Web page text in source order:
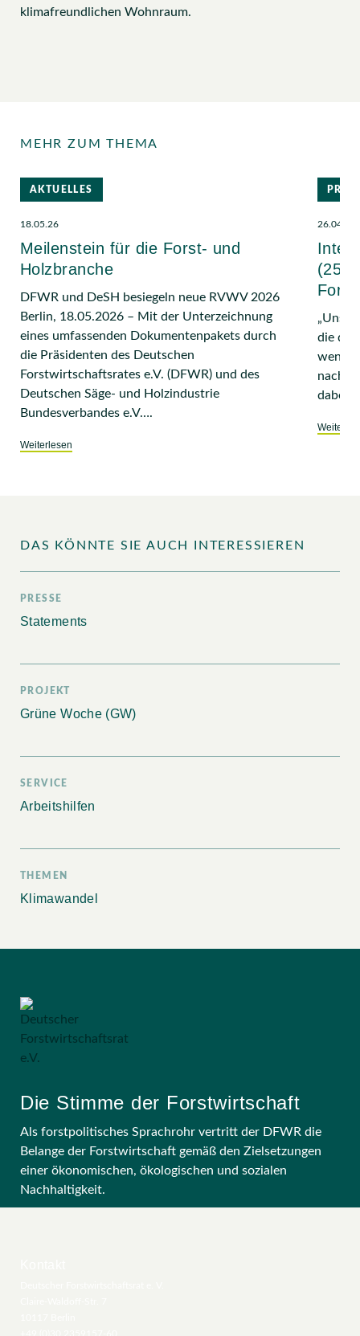
klimafreundlichen Wohnraum.
MEHR ZUM THEMA
AKTUELLES
18.05.26
Meilenstein für die Forst- und
Holzbranche
DFWR und DeSH besiegeln neue RVWV 2026
Berlin, 18.05.2026 – Mit der Unterzeichnung
eines umfassenden Dokumentenpakets durch
die Präsidenten des Deutschen
Forstwirtschaftsrates e.V. (DFWR) und des
Deutschen Säge- und Holzindustrie
Bundesverbandes e.V….
Weiterlesen
26.04.24
(25.
die der
wenn
dabei
DAS KÖNNTE SIE AUCH INTERESSIEREN
PRESSE
Statements
PROJEKT
Grüne Woche (GW)
SERVICE
Arbeitshilfen
THEMEN
Klimawandel
Die Stimme der Forstwirtschaft
Als forstpolitisches Sprachrohr vertritt der DFWR die
Belange der Forstwirtschaft gemäß den Zielsetzungen
einer ökonomischen, ökologischen und sozialen
Nachhaltigkeit.